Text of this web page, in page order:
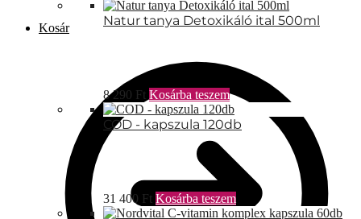
Kosár
Natur tanya Detoxikáló ital 500ml
8 290 Ft Kosárba teszem
COD - kapszula 120db
31 400 Ft Kosárba teszem